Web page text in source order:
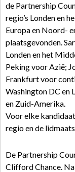
de Partnership
regio’s Londen en
Europa en Noord-
plaatsgevonden.
Londen en het
Peking voor Azië;
Frankfurt voor
Washington DC en
en Zuid-Amerika.
Voor elke
regio en de
De Partnership
Clifford Chance.